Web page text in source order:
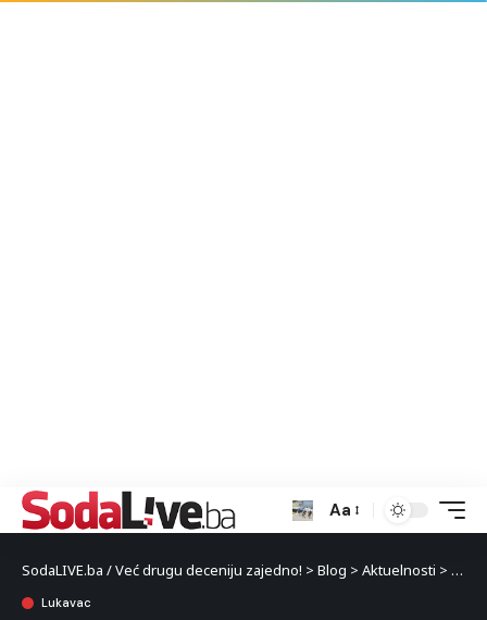
Aa
SodaLIVE.ba / Već drugu deceniju zajedno! > Blog > Aktuelnosti >
Lukavac